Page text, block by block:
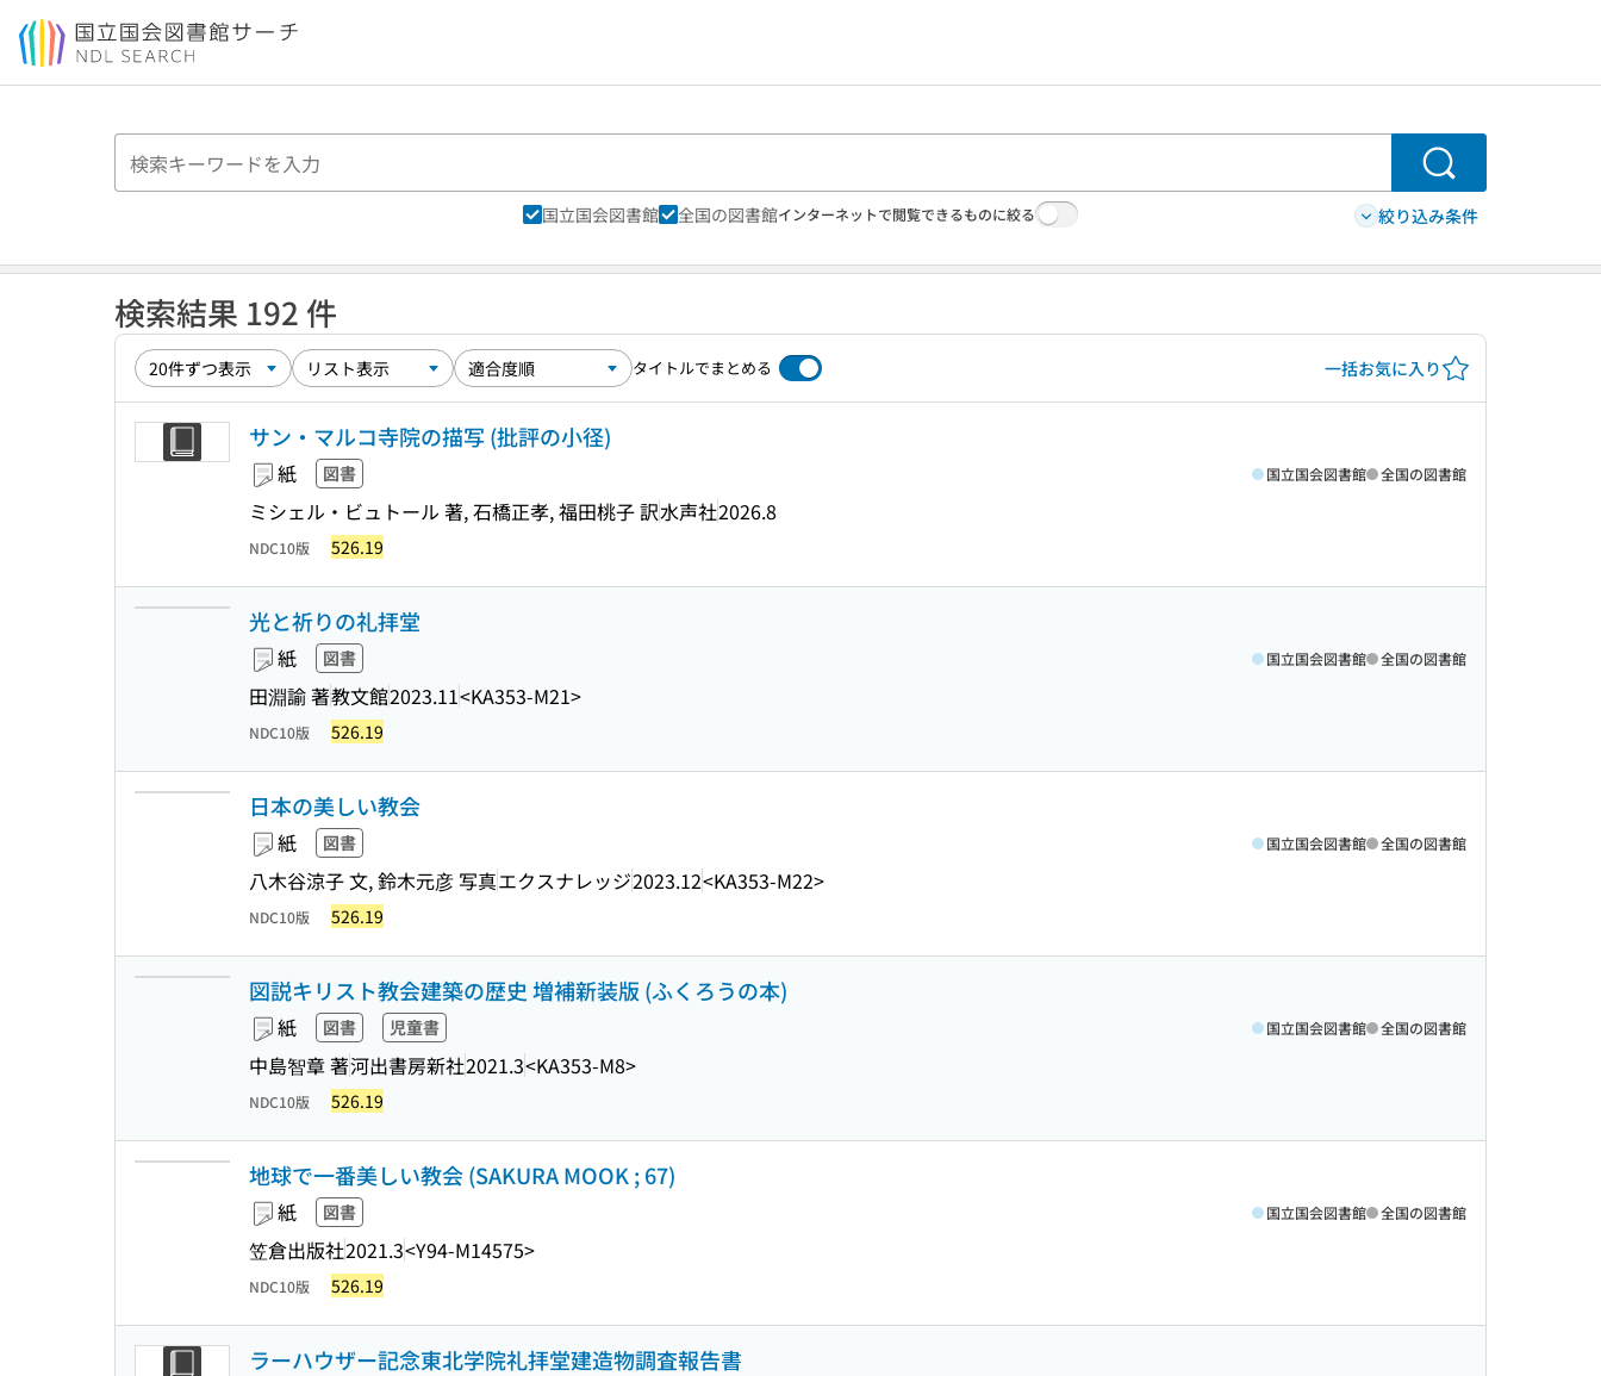
本文へ移動
検索
国立国会図書館 全国の図書館インターネットで閲覧できるものに絞る 絞り込み条件
検索結果 192 件
タイトルでまとめる 一括お気に入り
サン・マルコ寺院の描写 (批評の小径)
紙 図書
ミシェル・ビュトール 著, 石橋正孝, 福田桃子 訳水声社2026.8
国立国会図書館 全国の図書館
NDC10版 526.19
光と祈りの礼拝堂
紙 図書
田淵諭 著教文館2023.11<KA353-M21>
国立国会図書館 全国の図書館
NDC10版 526.19
日本の美しい教会
紙 図書
八木谷涼子 文, 鈴木元彦 写真エクスナレッジ2023.12<KA353-M22>
国立国会図書館 全国の図書館
NDC10版 526.19
図説キリスト教会建築の歴史 増補新装版 (ふくろうの本)
紙 図書 児童書
中島智章 著河出書房新社2021.3<KA353-M8>
国立国会図書館 全国の図書館
NDC10版 526.19
地球で一番美しい教会 (SAKURA MOOK ; 67)
紙 図書
笠倉出版社2021.3<Y94-M14575>
国立国会図書館 全国の図書館
NDC10版 526.19
ラーハウザー記念東北学院礼拝堂建造物調査報告書